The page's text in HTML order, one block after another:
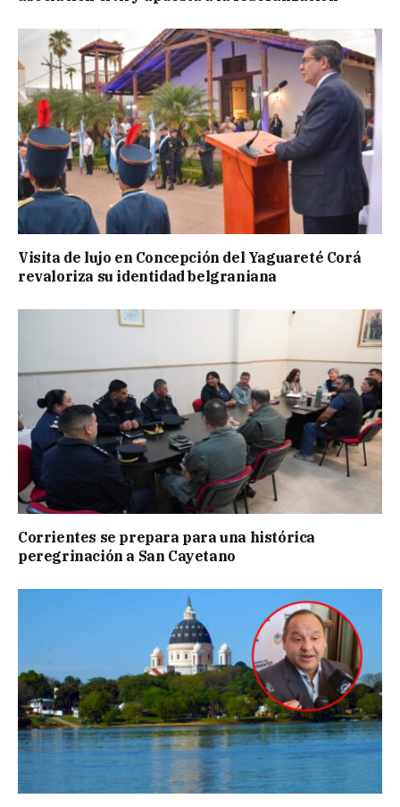
Visita de lujo en Concepción del Yaguareté Corá
revaloriza su identidad belgraniana
Corrientes se prepara para una histórica
peregrinación a San Cayetano